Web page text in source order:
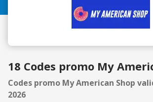
18 Codes promo My
Codes promo My American Shop
2026